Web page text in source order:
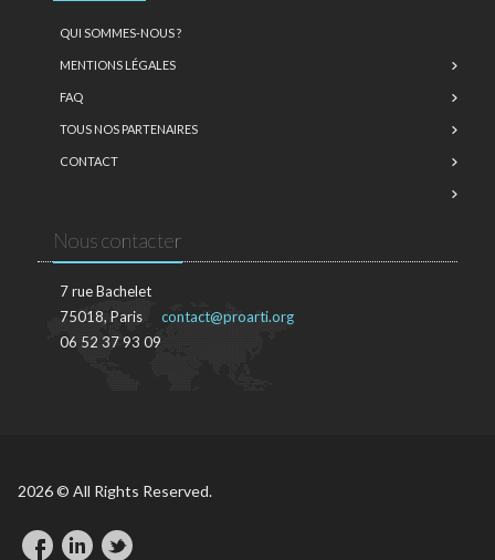
QUI SOMMES-NOUS ?
MENTIONS LÉGALES
FAQ
TOUS NOS PARTENAIRES
CONTACT
Nous contacter
7 rue Bachelet
75018, Paris
06 52 37 93 09
contact@proarti.org
2026 © All Rights Reserved.